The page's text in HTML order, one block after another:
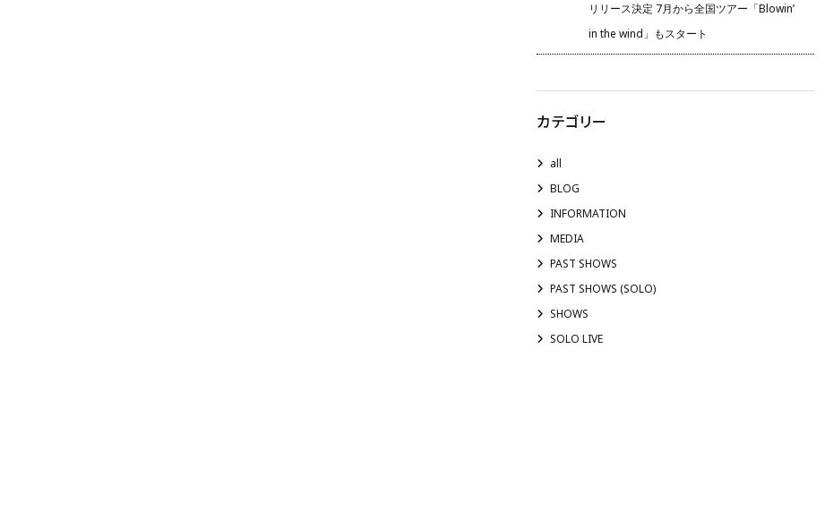
リリース決定 7月から全国ツアー「Blowin’
in the wind」もスタート
カテゴリー
all
BLOG
INFORMATION
MEDIA
PAST SHOWS
PAST SHOWS (SOLO)
SHOWS
SOLO LIVE